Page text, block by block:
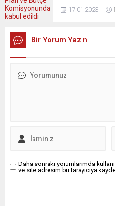
17.01.2023
Bir Yorum Yazın
Daha sonraki yorumlarımda
ve site adresim bu tarayıcıya